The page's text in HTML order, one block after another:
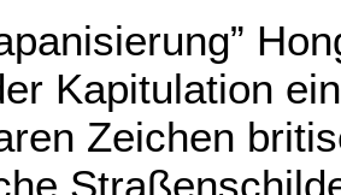
Kapitulation
Zeichen